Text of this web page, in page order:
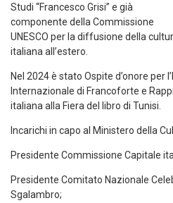
Studi “Francesco Grisi” e già
componente della Commissione
UNESCO per la diffusione della
italiana all’estero.
Nel 2024 è stato Ospite d’onore per
Internazionale di Francoforte e
italiana alla Fiera del libro di Tunisi.
Incarichi in capo al Ministero della
Presidente Commissione Capitale
Presidente Comitato Nazionale
Sgalambro;